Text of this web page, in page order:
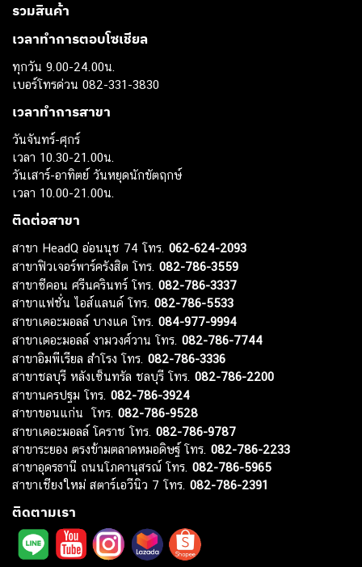
รวมสินค้า
เวลาทำการตอบโซเชียล
ทุกวัน 9.00-24.00น.
เบอร์โทรด่วน 082-331-3830
เวลาทำการสาขา
วันจันทร์-ศุกร์
เวลา 10.30-21.00น.
วันเสาร์-อาทิตย์ วันหยุดนักขัตฤกษ์
เวลา 10.00-21.00น.
ติดต่อสาขา
สาขา HeadQ อ่อนนุช 74 โทร. 062-624-2093
สาขาฟิวเจอร์พาร์ครังสิต โทร. 082-786-3559
สาขาซีคอน ศรีนครินทร์ โทร. 082-786-3337
สาขาแฟชั่น ไอส์แลนด์ โทร. 082-786-5533
สาขาเดอะมอลล์ บางแค โทร. 084-977-9994
สาขาเดอะมอลล์ งามวงศ์วาน โทร. 082-786-7744
สาขาอิมพีเรียล สำโรง โทร. 082-786-3336
สาขาชลบุรี หลังเซ็นทรัล ชลบุรี โทร. 082-786-2200
สาขานครปฐม โทร. 082-786-3924
สาขาขอนแก่น โทร. 082-786-9528
สาขาเดอะมอลล์ โคราช โทร. 082-786-9787
สาขาระยอง ตรงข้ามตลาดหมอดิษฐ์ โทร. 082-786-2233
สาขาอุดรธานี ถนนโภคานุสรณ์ โทร. 082-786-5965
สาขาเชียงใหม่ สตาร์เอวีนิว 7 โทร. 082-786-2391
ติดตามเรา